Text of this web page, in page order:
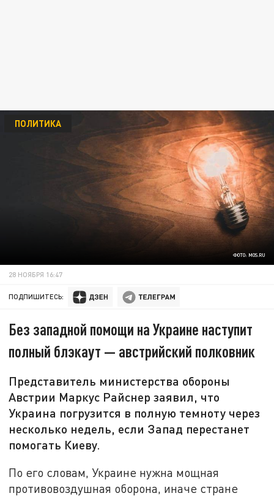
ФОТО: MOS.RU
ПОЛИТИКА
28 НОЯБРЯ 16:47
ПОДПИШИТЕСЬ:
Без западной помощи на Украине наступит
полный блэкаут — австрийский полковник
Представитель министерства обороны
Австрии Маркус Райснер заявил, что
Украина погрузится в полную темноту через
несколько недель, если Запад перестанет
помогать Киеву.
По его словам, Украине нужна мощная
противовоздушная оборона, иначе стране